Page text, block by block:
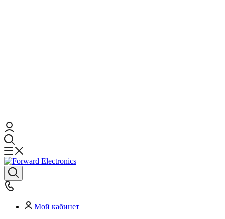
Мой кабинет